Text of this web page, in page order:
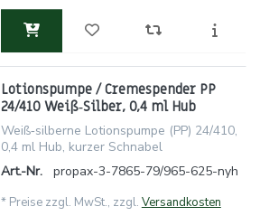
Lotionspumpe / Cremespender PP
24/410 Weiß‑Silber, 0,4 ml Hub
Weiß‑silberne Lotionspumpe (PP) 24/410,
0,4 ml Hub, kurzer Schnabel
Art.-Nr.
propax-3-7865-79/965-625-nyh
* Preise zzgl. MwSt., zzgl. Versandkosten